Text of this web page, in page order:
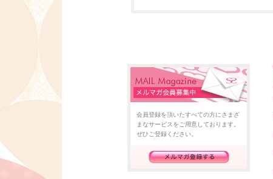
会員登録を頂いたすべての方にさまざ
まなサービスをご用意しております。
ぜひご登録ください。